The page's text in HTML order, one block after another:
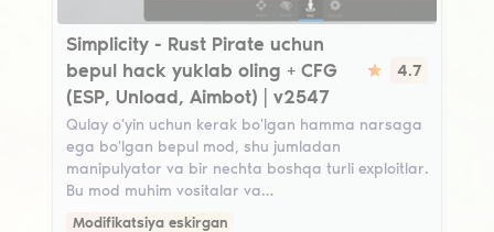
Simplicity
Simplicity - Rust Pirate uchun
bepul hack yuklab oling + CFG
(ESP, Unload, Aimbot) | v2547
4.7
Qulay o'yin uchun kerak bo'lgan hamma narsaga
ega bo'lgan bepul mod, shu jumladan
manipulyator va bir nechta boshqa turli exploitlar.
Bu mod muhim vositalar va…
Modifikatsiya eskirgan